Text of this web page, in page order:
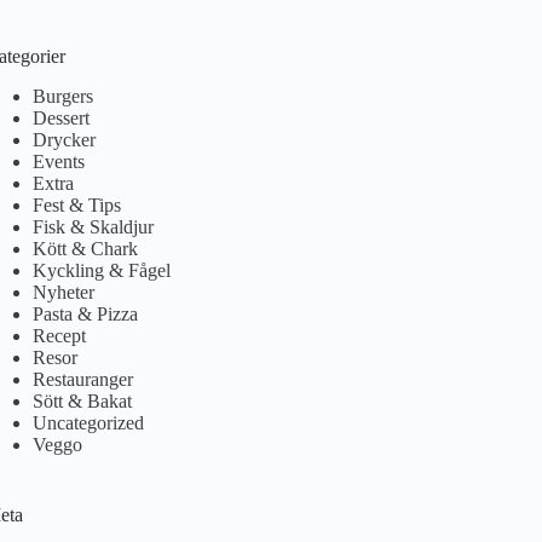
Burgers
Dessert
Drycker
Events
Extra
Fest & Tips
Fisk & Skaldjur
Kött & Chark
Kyckling & Fågel
Nyheter
Pasta & Pizza
Recept
Resor
Restauranger
Sött & Bakat
Uncategorized
Veggo